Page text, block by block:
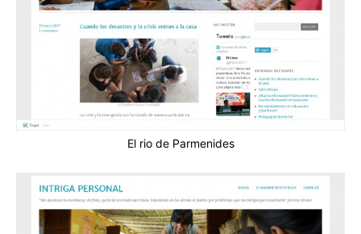
El rio de Parmenides